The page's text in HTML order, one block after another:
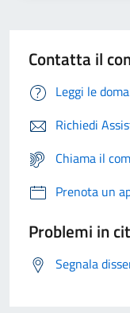
Contatta il
Leggi le
Richiedi
Chiama il
Prenota un
Problemi in
Segnala